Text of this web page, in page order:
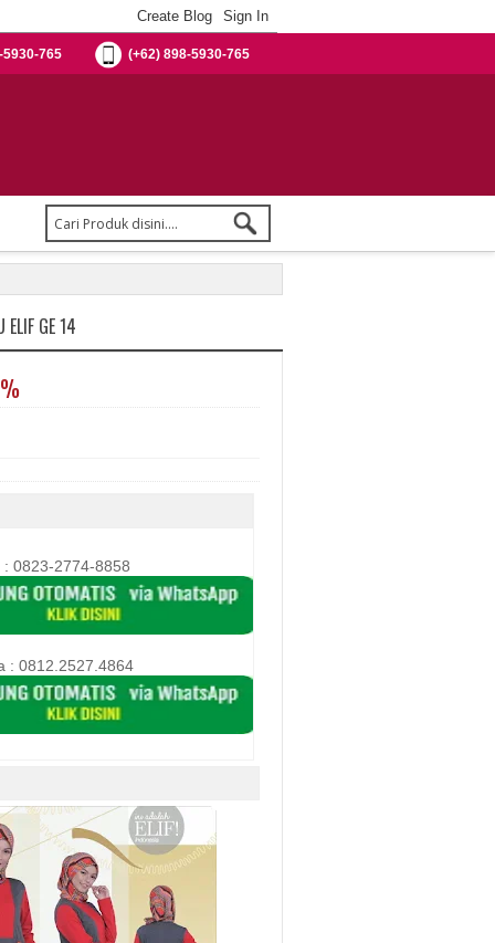
(+62) 898-5930-765
5930-765
ELIF GE 14
: 0823-2774-8858
: 0812.2527.4864